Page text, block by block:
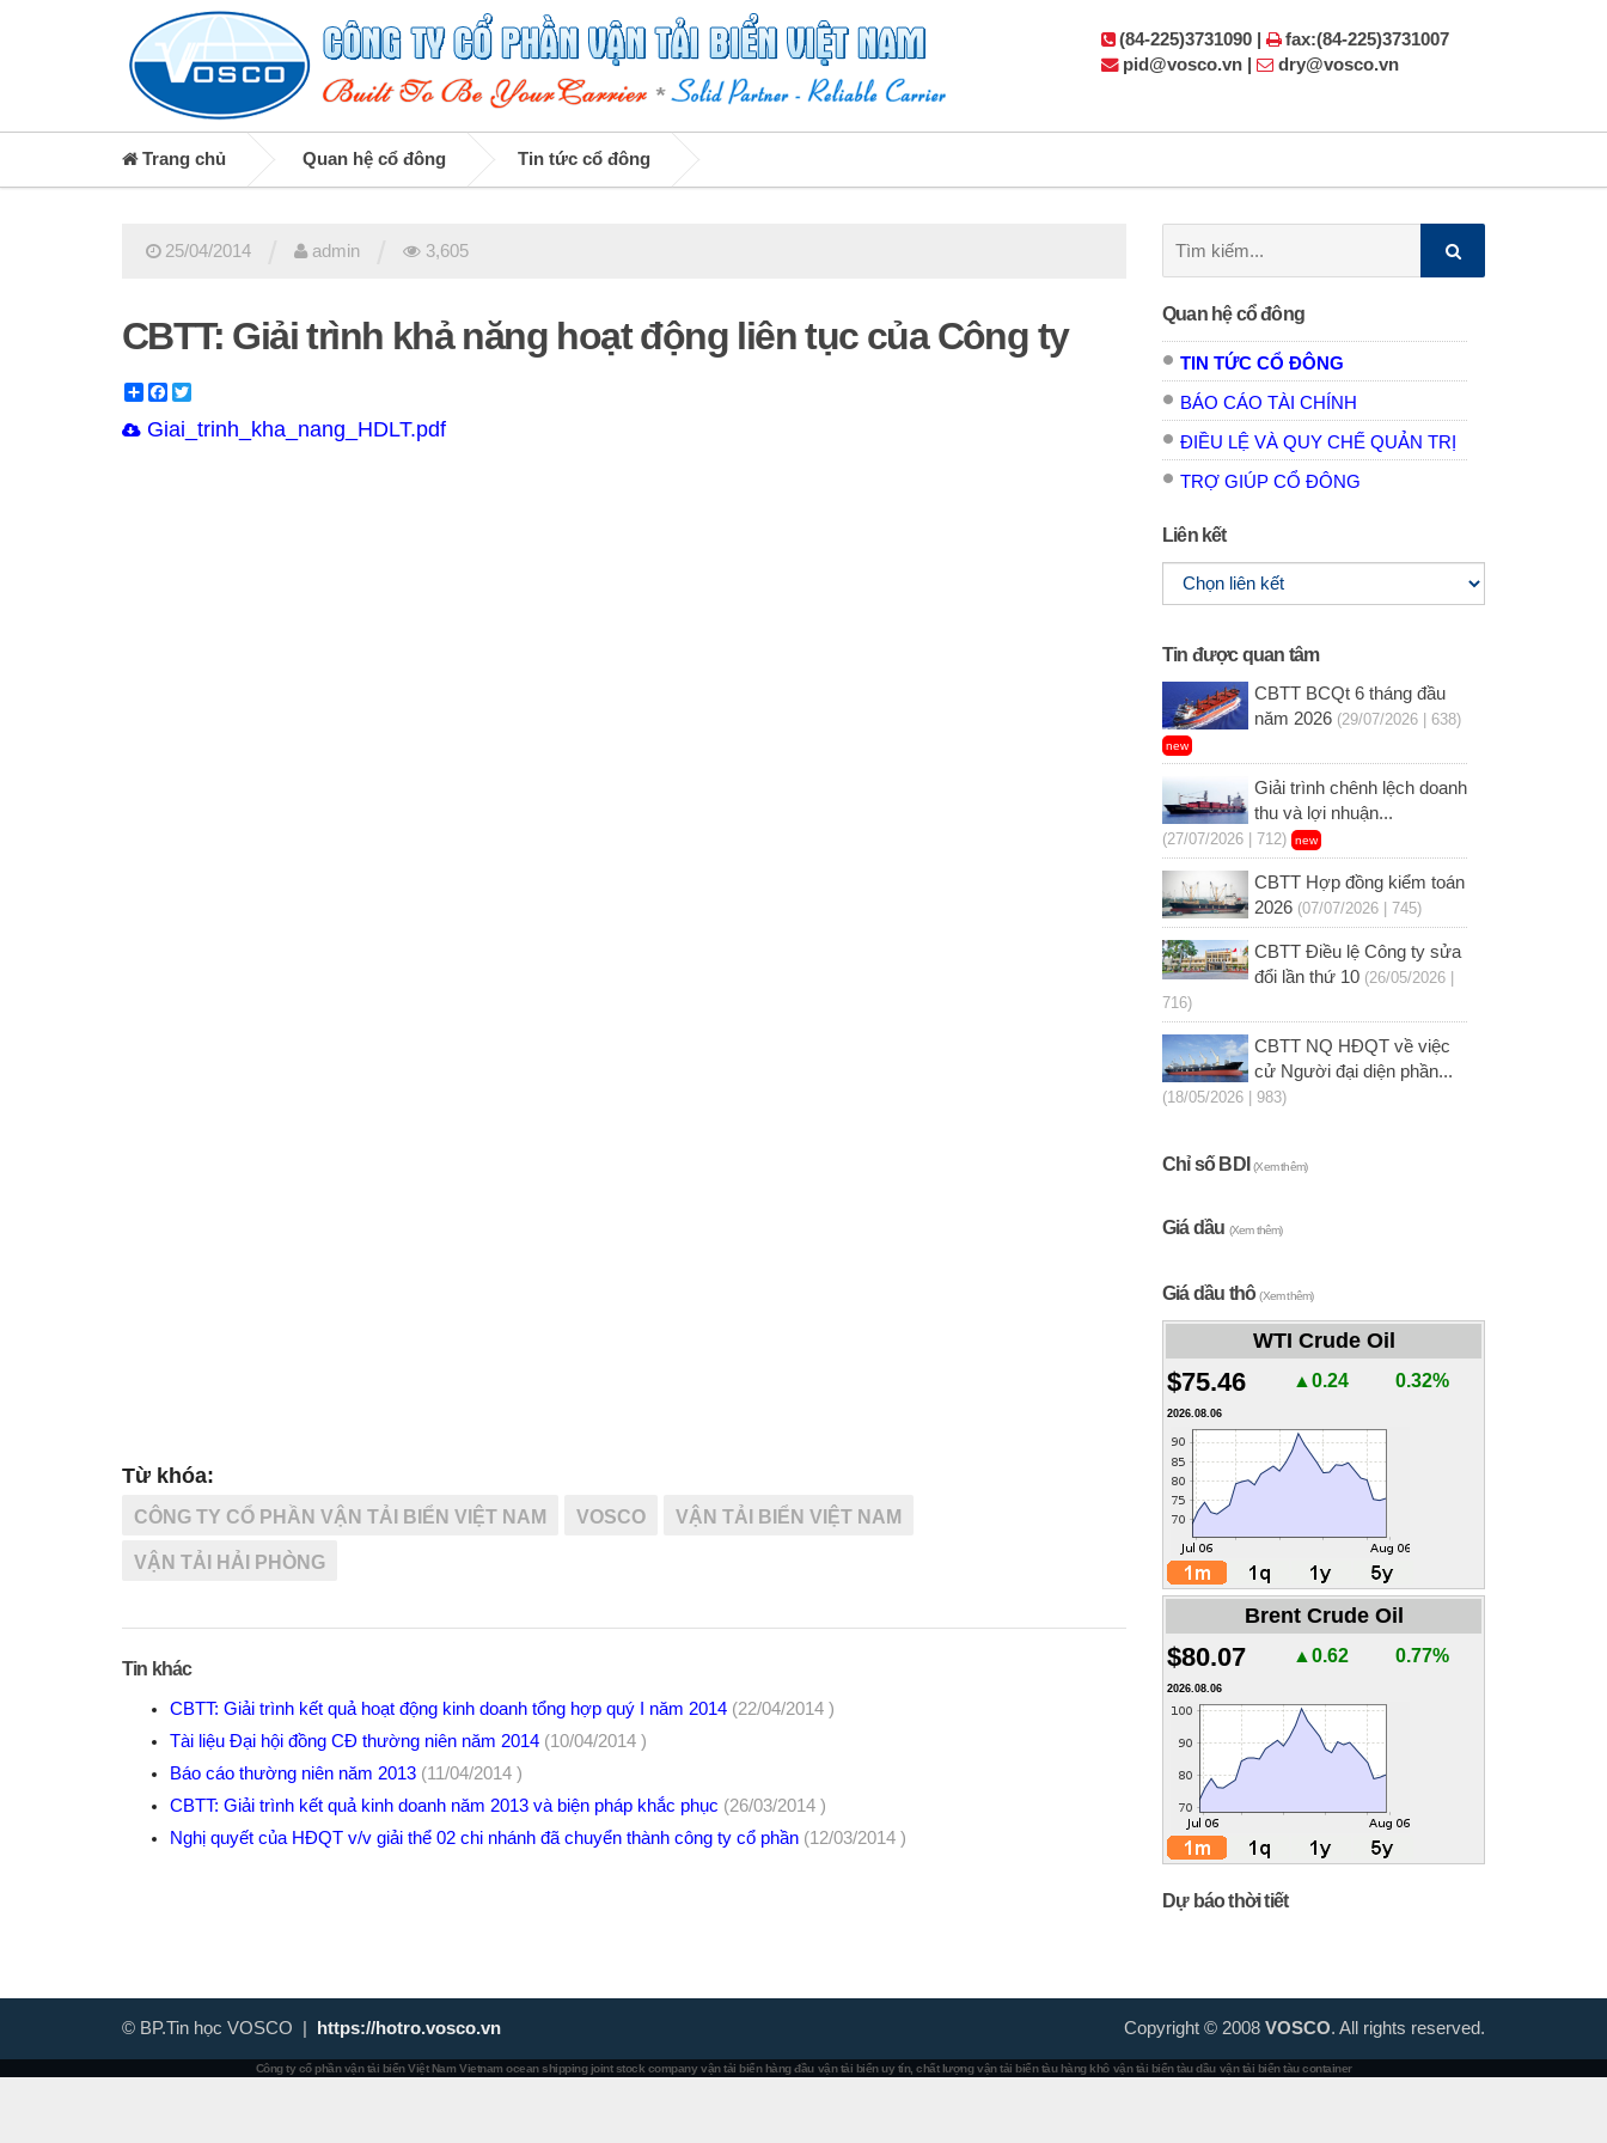
(84-225)3731090 |
fax:(84-225)3731007
pid@vosco.vn |
dry@vosco.vn
Trang chủ Quan hệ cổ đông Tin tức cổ đông
25/04/2014 admin 3,605
CBTT: Giải trình khả năng hoạt động liên tục của Công ty
ShareFacebook
Giai_trinh_kha_nang_HDLT.pdf
Từ khóa:
CÔNG TY CỔ PHẦN VẬN TẢI BIỂN VIỆT NAM VOSCO VẬN TẢI BIỂN VIỆT NAM
VẬN TẢI HẢI PHÒNG
Tin khác
CBTT: Giải trình kết quả hoạt động kinh doanh tổng hợp quý I năm 2014 (22/04/2014 )
Tài liệu Đại hội đồng CĐ thường niên năm 2014 (10/04/2014 )
Báo cáo thường niên năm 2013 (11/04/2014 )
CBTT: Giải trình kết quả kinh doanh năm 2013 và biện pháp khắc phục (26/03/2014 )
Nghị quyết của HĐQT v/v giải thể 02 chi nhánh đã chuyển thành công ty cổ phần (12/03/2014 )
kiếm:
Quan hệ cổ đông
TIN TỨC CỔ ĐÔNG
BÁO CÁO TÀI CHÍNH
ĐIỀU LỆ VÀ QUY CHẾ QUẢN TRỊ
TRỢ GIÚP CỔ ĐÔNG
Liên kết
Tin được quan tâm
CBTT BCQt 6 tháng đầu
năm 2026 (29/07/2026 | 638)
new
Giải trình chênh lệch doanh
thu và lợi nhuận...
(27/07/2026 | 712) new
CBTT Hợp đồng kiểm toán
2026 (07/07/2026 | 745)
CBTT Điều lệ Công ty sửa
đổi lần thứ 10 (26/05/2026 |
716)
CBTT NQ HĐQT về việc
cử Người đại diện phần...
(18/05/2026 | 983)
Chỉ số BDI(Xem thêm)
Giá dầu (Xem thêm)
Giá dầu thô(Xem thêm)
WTI Crude Oil
$75.46 ▲0.24 0.32%
2026.08.06
Brent Crude Oil
$80.07 ▲0.62 0.77%
2026.08.06
Dự báo thời tiết
© BP.Tin học VOSCO | https://hotro.vosco.vn Copyright © 2008 VOSCO. All rights reserved.
Công ty cổ phần vận tải biển Việt Nam Vietnam ocean shipping joint stock company vận tải biển hàng đầu vận tải biển uy tín, chất lượng vận tải biển tàu hàng khô vận tải biển tàu dầu vận tải biển tàu container